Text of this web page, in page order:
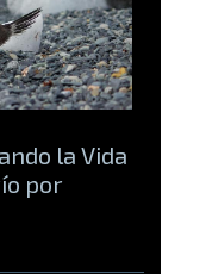
la Vida
por